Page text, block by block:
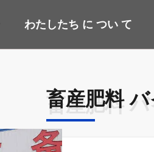
わたしたち に つい て
畜産肥料
畜産肥料